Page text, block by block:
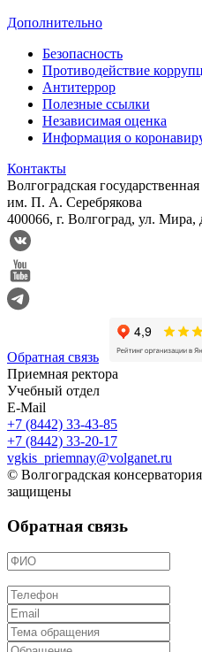
Дополнительно
Безопасность
Противодействие
Антитеррор
Полезные ссылки
Независимая оценка
Информация о
Контакты
Волгоградская
им. П. А. Серебрякова
400066, г. Волгоград, ул. Мира,
Обратная связь
Приемная ректора
Учебный отдел
E-Mail
+7 (8442) 33-43-85
+7 (8442) 33-20-17
vgkis_priemnay@volganet.ru
© Волгоградская
защищены
Обратная связь